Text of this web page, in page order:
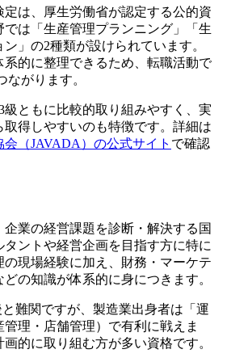
定は、厚生労働省が認定する公的資
は「生産管理プランニング」「生
」の2種類が設けられています。
系的に整理できるため、転職活動で
ながります。
級ともに比較的取り組みやすく、実
得しやすいのも特徴です。詳細は
（JAVADA）の公式サイト で確認
業の経営課題を診断・解決する国
ントや経営企画を目指す方に特に
現場経験に加え、財務・マーケテ
の知識が体系的に身につきます。
難関ですが、製造業出身者は「運
理・店舗管理）で有利に戦えま
的に取り組む方が多い資格です。